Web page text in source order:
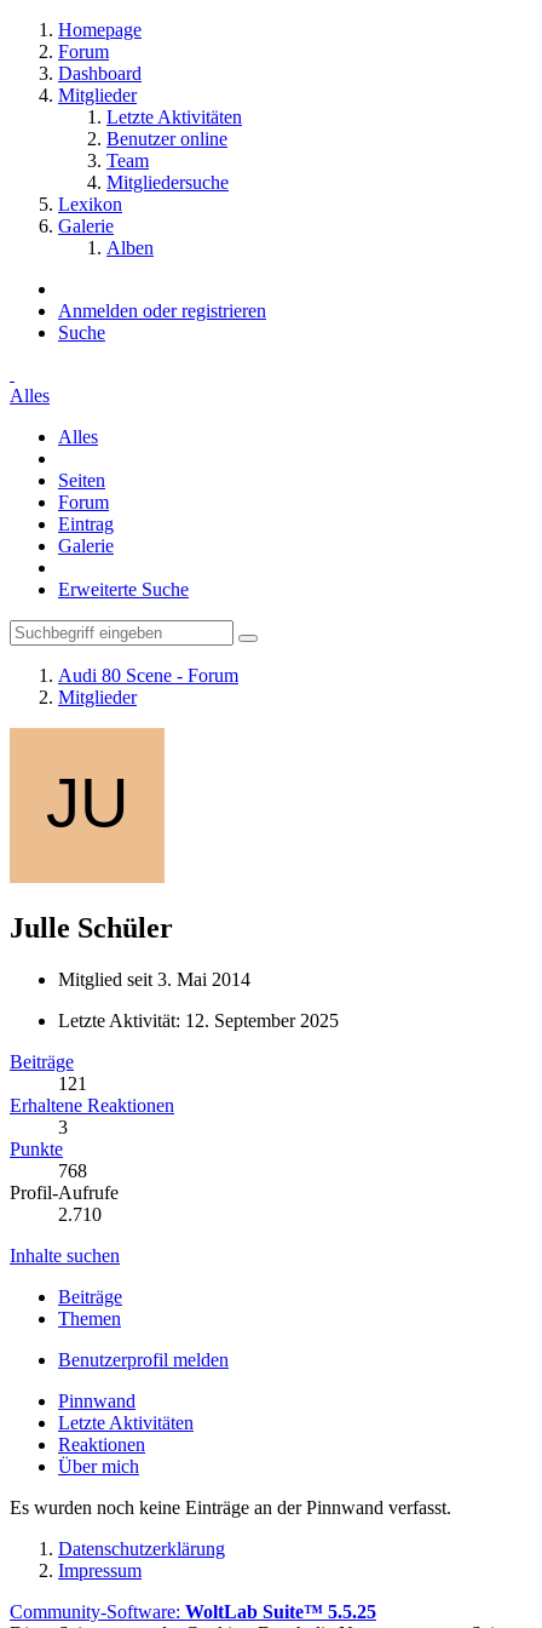
Homepage
Forum
Dashboard
Mitglieder
Letzte Aktivitäten
Benutzer online
Team
Mitgliedersuche
Lexikon
Galerie
Alben
Anmelden oder registrieren
Suche
Alles
Alles
Seiten
Forum
Eintrag
Galerie
Erweiterte Suche
Audi 80 Scene - Forum
Mitglieder
Julle Schüler
Mitglied seit 3. Mai 2014
Letzte Aktivität: 12. September 2025
Beiträge
121
Erhaltene Reaktionen
3
Punkte
768
Profil-Aufrufe
2.710
Inhalte suchen
Beiträge
Themen
Benutzerprofil melden
Pinnwand
Letzte Aktivitäten
Reaktionen
Über mich
Es wurden noch keine Einträge an der Pinnwand verfasst.
Datenschutzerklärung
Impressum
Community-Software: WoltLab Suite™ 5.5.25